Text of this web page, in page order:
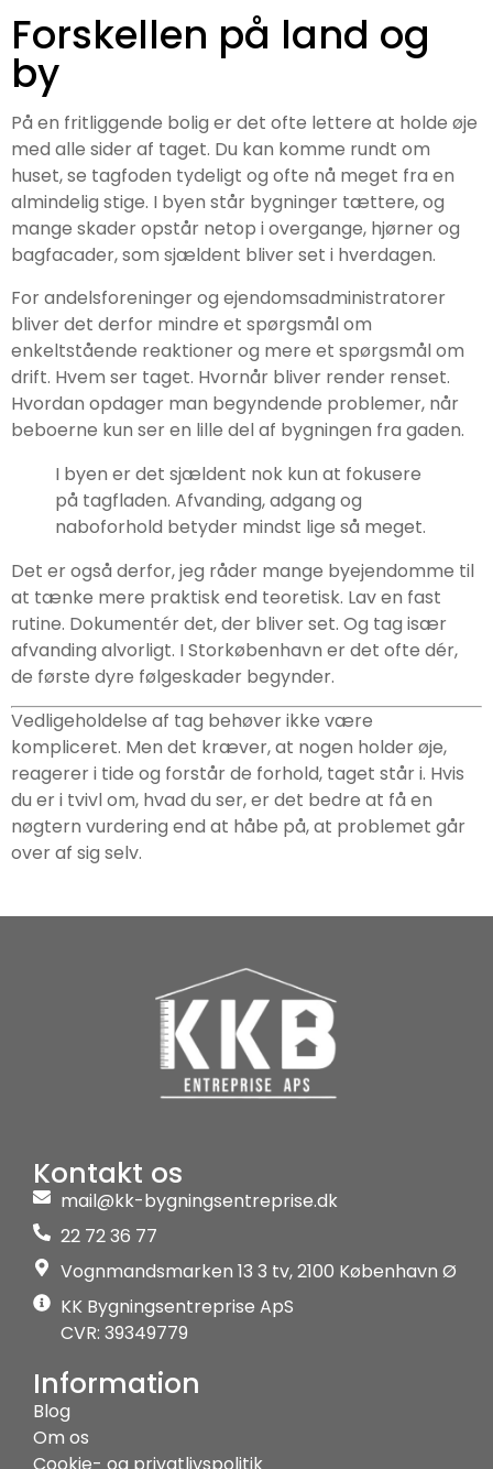
Forskellen på land og
by
På en fritliggende bolig er det ofte lettere at holde øje
med alle sider af taget. Du kan komme rundt om
huset, se tagfoden tydeligt og ofte nå meget fra en
almindelig stige. I byen står bygninger tættere, og
mange skader opstår netop i overgange, hjørner og
bagfacader, som sjældent bliver set i hverdagen.
For andelsforeninger og ejendomsadministratorer
bliver det derfor mindre et spørgsmål om
enkeltstående reaktioner og mere et spørgsmål om
drift. Hvem ser taget. Hvornår bliver render renset.
Hvordan opdager man begyndende problemer, når
beboerne kun ser en lille del af bygningen fra gaden.
I byen er det sjældent nok kun at fokusere
på tagfladen. Afvanding, adgang og
naboforhold betyder mindst lige så meget.
Det er også derfor, jeg råder mange byejendomme til
at tænke mere praktisk end teoretisk. Lav en fast
rutine. Dokumentér det, der bliver set. Og tag især
afvanding alvorligt. I Storkøbenhavn er det ofte dér,
de første dyre følgeskader begynder.
Vedligeholdelse af tag behøver ikke være
kompliceret. Men det kræver, at nogen holder øje,
reagerer i tide og forstår de forhold, taget står i. Hvis
du er i tvivl om, hvad du ser, er det bedre at få en
nøgtern vurdering end at håbe på, at problemet går
over af sig selv.
Kontakt os
mail@kk-bygningsentreprise.dk
22 72 36 77
Vognmandsmarken 13 3 tv, 2100 København Ø
KK Bygningsentreprise ApS
CVR: 39349779
Information
Blog
Om os
Cookie- og privatlivspolitik